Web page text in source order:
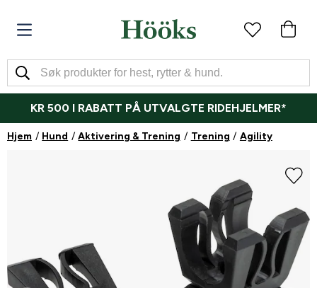
KR 500 I RABATT PÅ UTVALGTE RIDEHJELMER*
Hjem Hund Aktivering & Trening Trening Agility